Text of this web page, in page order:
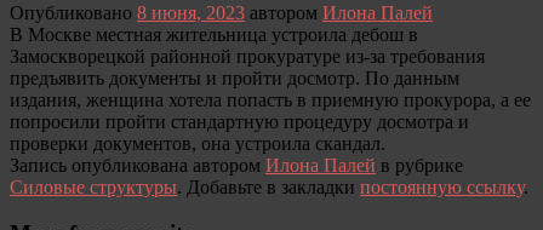
Опубликовано 8 июня, 2023 автором Илона Палей
В Москве местная жительница устроила дебош в
Замоскворецкой районной прокуратуре из-за требования
предъявить документы и пройти досмотр. По данным
издания, женщина хотела попасть в приемную прокурора, а ее
попросили пройти стандартную процедуру досмотра и
проверки документов, она устроила скандал.
Запись опубликована автором Илона Палей в рубрике
Силовые структуры. Добавьте в закладки постоянную ссылку.